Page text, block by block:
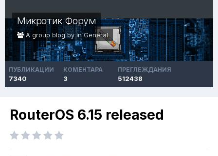
Микротик Форум
A group blog by inGeneral
ПУБЛИКАЦИИ
7340
КОМЕНТАРА
3
ПРЕГЛЕЖДАНИЯ
512438
RouterOS 6.15 released